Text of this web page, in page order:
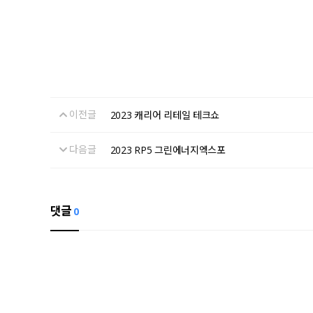
이전글 2023 캐리어 리테일 테크쇼
다음글 2023 RP5 그린에너지엑스포
댓글0